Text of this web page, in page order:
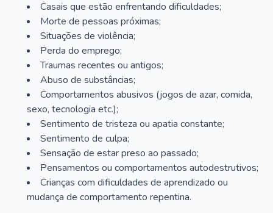
Casais que estão enfrentando dificuldades;
Morte de pessoas próximas;
Situações de violência;
Perda do emprego;
Traumas recentes ou antigos;
Abuso de substâncias;
Comportamentos abusivos (jogos de azar, comida,
sexo, tecnologia etc.);
Sentimento de tristeza ou apatia constante;
Sentimento de culpa;
Sensação de estar preso ao passado;
Pensamentos ou comportamentos autodestrutivos;
Crianças com dificuldades de aprendizado ou
mudança de comportamento repentina.